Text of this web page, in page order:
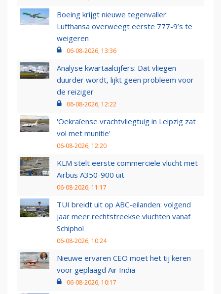
Boeing krijgt nieuwe tegenvaller:
Lufthansa overweegt eerste 777-9’s te
weigeren
06-08-2026, 13:36
Analyse kwartaalcijfers: Dat vliegen
duurder wordt, lijkt geen probleem voor
de reiziger
06-08-2026, 12:22
'Oekraïense vrachtvliegtuig in Leipzig zat
vol met munitie'
06-08-2026, 12:20
KLM stelt eerste commerciële vlucht met
Airbus A350-900 uit
06-08-2026, 11:17
TUI breidt uit op ABC-eilanden: volgend
jaar meer rechtstreekse vluchten vanaf
Schiphol
06-08-2026, 10:24
Nieuwe ervaren CEO moet het tij keren
voor geplaagd Air India
06-08-2026, 10:17